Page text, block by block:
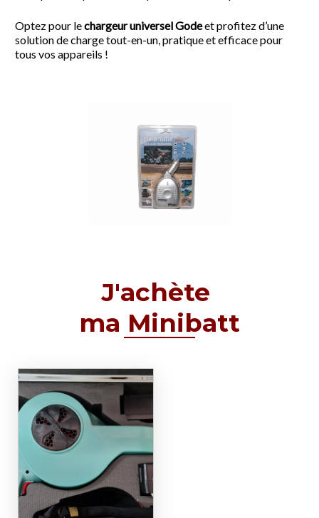
Optez pour lechargeur universel Godeet profitez d’une
solution de charge tout-en-un, pratique et efficace pour
tous vos appareils !
J'achète
ma Minibatt